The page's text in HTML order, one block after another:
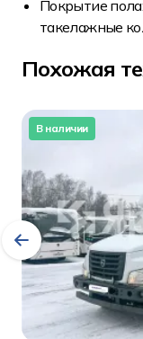
Пoкpытиe
такелажные
Похожая
В наличии